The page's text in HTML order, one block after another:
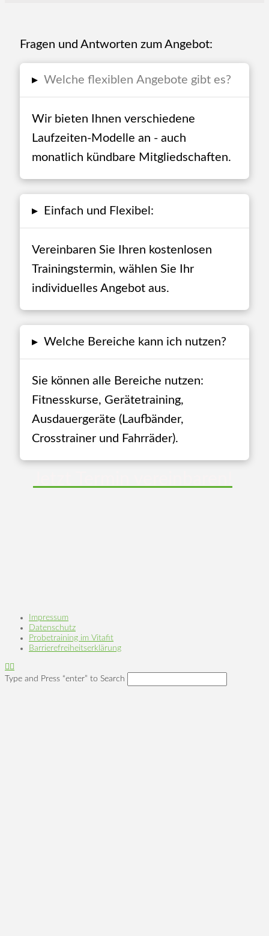
Fragen und Antworten zum Angebot:
▸ Welche flexiblen Angebote gibt es?
Wir bieten Ihnen verschiedene
Laufzeiten-Modelle an - auch
monatlich kündbare Mitgliedschaften.
▸ Einfach und Flexibel:
Vereinbaren Sie Ihren kostenlosen
Trainingstermin, wählen Sie Ihr
individuelles Angebot aus.
▸ Welche Bereiche kann ich nutzen?
Sie können alle Bereiche nutzen:
Fitnesskurse, Gerätetraining,
Ausdauergeräte (Laufbänder,
Crosstrainer und Fahrräder).
Impressum
Datenschutz
Probetraining im Vitafit
Barrierefreiheitserklärung
Type and Press “enter” to Search